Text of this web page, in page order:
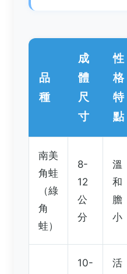
品
種
成
體
尺
寸
性
格
特
點
南美
角蛙
（綠
角
蛙）
8-
12
公
分
溫
和
膽
小
10-
活